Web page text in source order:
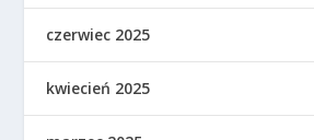
czerwiec 2025
kwiecień 2025